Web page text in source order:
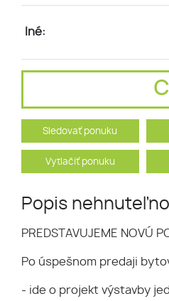
Iné:
Sledovať ponuku
Vytlačiť ponuku
Popis
PREDSTAVUJEME NOVÚ
Po úspešnom predaji
- ide o projekt výstavby